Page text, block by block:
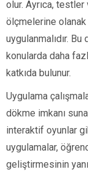
olur. Ayrıca,
ölçmelerine olanak
uygulanmalıdır.
konularda daha
katkıda bulunur.
Uygulama
dökme imkanı
interaktif oyunlar
uygulamalar,
geliştirmesinin